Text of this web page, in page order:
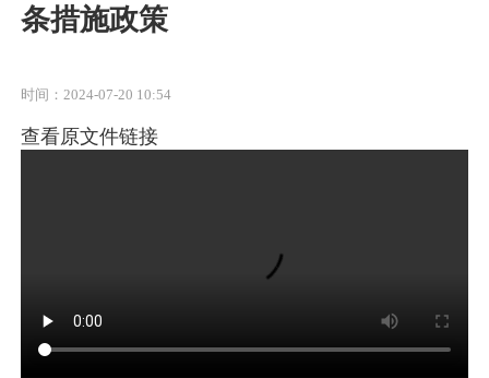
条措施政策
时间：2024-07-20 10:54
查看原文件链接